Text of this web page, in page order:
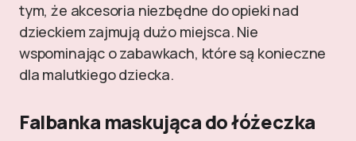
tym, że akcesoria niezbędne do opieki nad
dzieckiem zajmują dużo miejsca. Nie
wspominając o zabawkach, które są konieczne
dla malutkiego dziecka.
Falbanka maskująca do łóżeczka